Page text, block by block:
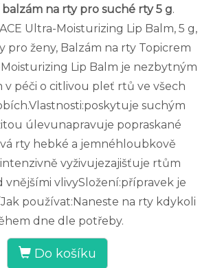
na rty pro suché rty 5 g.
Ultra-Moisturizing Lip Balm, 5 g,
pro ženy, Balzám na rty Topicrem
Moisturizing Lip Balm je nezbytným
v péči o citlivou pleť rtů ve všech
suchým
úlevunapravuje popraskané
rty hebké a jemnéhloubkově
vyživujezajišťuje rtům
vnějšími vlivySložení:přípravek je
používat:Naneste na rty kdykoli
dne dle potřeby.
Do košíku